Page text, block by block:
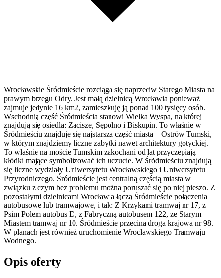
Wrocławskie Śródmieście rozciąga się naprzeciw Starego Miasta na
prawym brzegu Odry. Jest małą dzielnicą Wrocławia ponieważ
zajmuje jedynie 16 km2, zamieszkuję ją ponad 100 tysięcy osób.
Wschodnią część Śródmieścia stanowi Wielka Wyspa, na której
znajdują się osiedla: Zacisze, Sępolno i Biskupin. To właśnie w
Śródmieściu znajduje się najstarsza część miasta – Ostrów Tumski,
w którym znajdziemy liczne zabytki nawet architektury gotyckiej.
To właśnie na moście Tumskim zakochani od lat przyczepiają
kłódki mające symbolizować ich uczucie. W Śródmieściu znajdują
się liczne wydziały Uniwersytetu Wrocławskiego i Uniwersytetu
Przyrodniczego. Śródmieście jest centralną częścią miasta w
związku z czym bez problemu można poruszać się po niej pieszo. Z
pozostałymi dzielnicami Wrocławia łączą Śródmieście połączenia
autobusowe lub tramwajowe, i tak: Z Krzykami tramwaj nr 17, z
Psim Polem autobus D, z Fabryczną autobusem 122, ze Starym
Miastem tramwaj nr 10. Śródmieście przecina droga krajowa nr 98.
W planach jest również uruchomienie Wrocławskiego Tramwaju
Wodnego.
Opis oferty